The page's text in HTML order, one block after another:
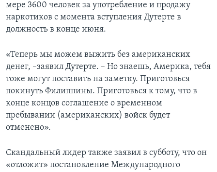
мере 3600 человек за употребление и продажу
наркотиков с момента вступления Дутерте в
должность в конце июня.
«Теперь мы можем выжить без американских
денег, –заявил Дутерте. – Но знаешь, Америка, тебя
тоже могут поставить на заметку. Приготовься
покинуть Филиппины. Приготовься к тому, что в
конце концов соглашение о временном
пребывании (американских) войск будет
отменено».
Скандальный лидер также заявил в субботу, что он
«отложит» постановление Международного